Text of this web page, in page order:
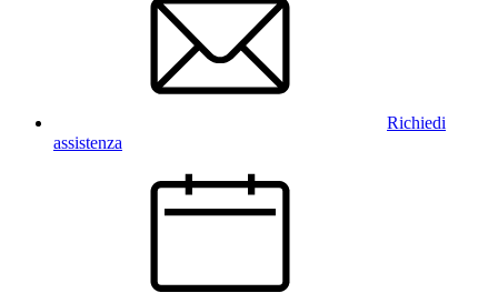
Richiedi
assistenza